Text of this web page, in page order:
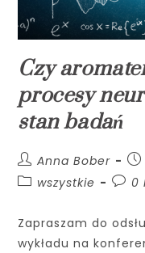
Czy
procesy
stan badań
Anna Bober
wszystkie
0
Zapraszam do
wykładu na